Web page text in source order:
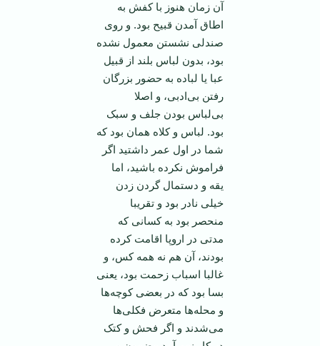
آن زمان هنوز با کفش به
اطاق آمدن قبیح بود. و روی
صندلی نشستن معمول نشده
بود، بدون لباس بلند از قبیل
عبا یا لباده به حضور بزرگان
رفتن بی‌ادبی، و اصلا
بی‌لباس بودن جلف و سبک
بود. لباس و کلاه همان بود که
شما در اول عمر داشتید اگر
فراموش نکرده باشید، اما
یقه و دستمال گردن زدن
خیلی نادر بود و تقریبا
منحصر بود به کسانی که
مدتی در اروپا اقامت کرده
بودند، آن هم نه همه کس، و
غالبا اسباب زحمت بود، یعنی
بسا بود که در بعضی کوچه‌ها
و محله‌ها متعرض فکلی‌ها
می‌شدند و اگر فحش و کتک